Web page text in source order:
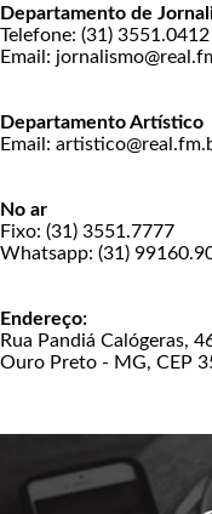
Departamento de
Telefone: (31) 3551.0412
Email:
Departamento Artístico
Email:
No ar
Fixo: (31) 3551.7777
Whatsapp: (31)
Endereço:
Rua Pandiá Calógeras,
Ouro Preto - MG, CEP